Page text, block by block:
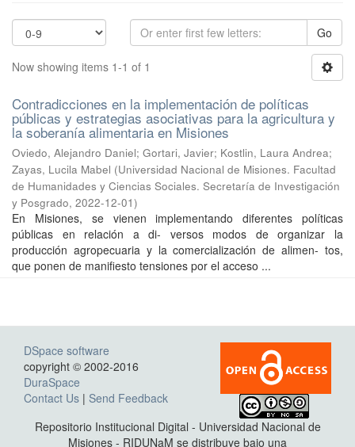
Go
Now showing items 1-1 of 1
Contradicciones en la implementación de políticas
públicas y estrategias asociativas para la agricultura y
la soberanía alimentaria en Misiones
Oviedo, Alejandro Daniel; Gortari, Javier; Kostlin, Laura Andrea;
Zayas, Lucila Mabel (Universidad Nacional de Misiones. Facultad
de Humanidades y Ciencias Sociales. Secretaría de Investigación
y Posgrado, 2022-12-01)
En Misiones, se vienen implementando diferentes políticas
públicas en relación a di- versos modos de organizar la
producción agropecuaria y la comercialización de alimen- tos,
que ponen de manifiesto tensiones por el acceso ...
DSpace software
copyright © 2002-2016
DuraSpace
Contact Us | Send Feedback
Repositorio Institucional Digital - Universidad Nacional de
Misiones - RIDUNaM se distribuye bajo una